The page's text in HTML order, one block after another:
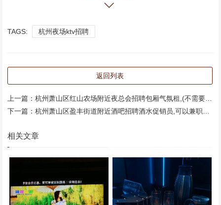
缺德商家0点26预定商家不接单，没注意，睡前查看自动退
款，未收到短信通知，3点满房？呵呵你家ktv厉害,周一凌晨
全部预定你家周日，我预定就不是预定，3小时抢光，我觉
心凉，不想卖团购，想赚钱请直接点，不要摆给人看，吃相
真难看。,杭州钱塘区义蓬街道附近酒吧招聘商务接待,招聘
微信多少 非常不满意！！！大房臭的要死，七个人都坐不
下，申请换房也不给换，欺负我们是团购的吗？！服务员态
TAGS: 杭州夜场ktv招聘
返回列表
上一篇： 杭州萧山区红山农场附近夜总会招聘包厢气氛租,(不需要工作服)
下一篇： 杭州萧山区盈丰街道附近酒吧招聘酒水促销员,可以兼职吗？
相关文章